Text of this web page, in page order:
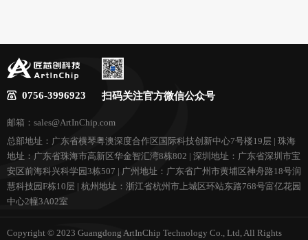
0756-3996923 扫码关注官方微信公众号
邮箱：sales@ArtInChip.com
总部地址：广东省横琴粤澳深度合作区国际科技创新中心7号楼19层 | 珠海
地址：广东省珠海市高新区华金智汇湾8栋802 | 深圳地址：广东省深圳市宝
安区前海科兴科学园3栋507 | 广州地址：广东省广州市黄埔区神舟路18号润
慧科技园F栋10层 | 杭州地址：浙江省杭州市上城区环站东路768号富亿花园
中心2幢3A02室
Copyright © 2023 Guangdong ArtInChip Technology Co., Ltd, All Rights